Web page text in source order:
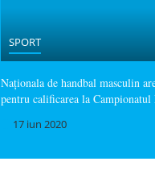
SPORT
Naționala de handbal masculin
pentru calificarea la Campionatul
17 iun 2020